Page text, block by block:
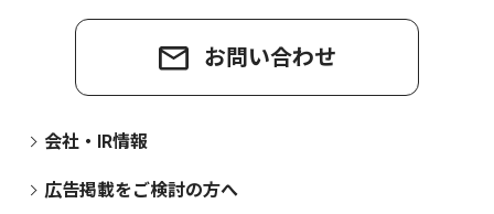
お問い合わせ
会社・IR情報
広告掲載をご検討の方へ